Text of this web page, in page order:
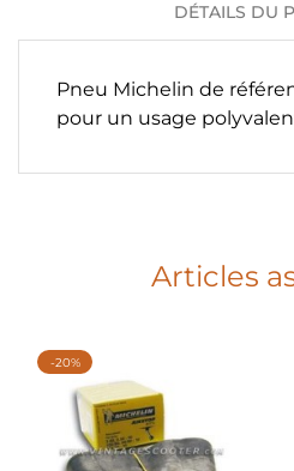
DÉTAILS DU
Pneu Michelin de
pour un usage
Articles
-20%